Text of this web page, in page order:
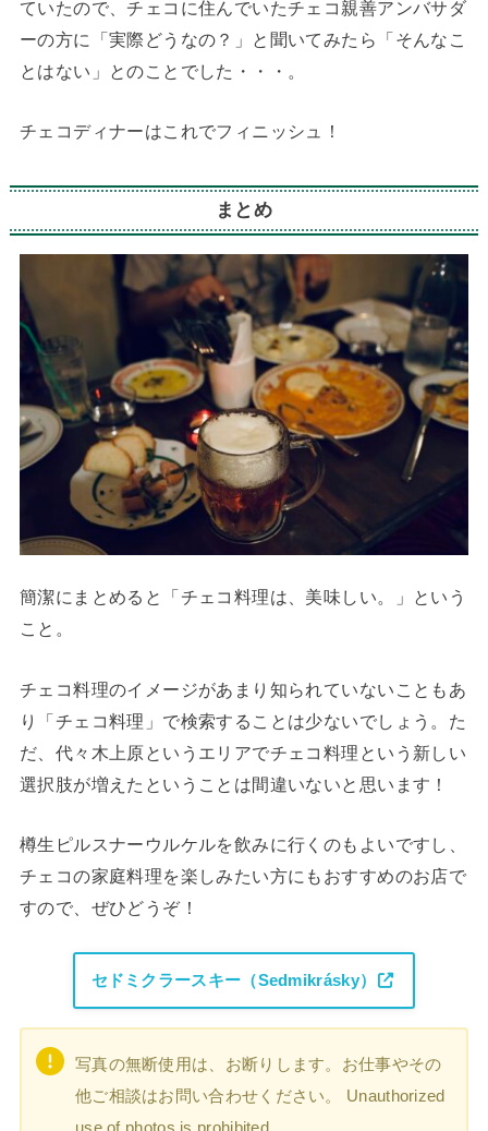
ていたので、チェコに住んでいたチェコ親善アンバサダ
ーの方に「実際どうなの？」と聞いてみたら「そんなこ
とはない」とのことでした・・・。
チェコディナーはこれでフィニッシュ！
まとめ
簡潔にまとめると「チェコ料理は、美味しい。」という
こと。
チェコ料理のイメージがあまり知られていないこともあ
り「チェコ料理」で検索することは少ないでしょう。た
だ、代々木上原というエリアでチェコ料理という新しい
選択肢が増えたということは間違いないと思います！
樽生ピルスナーウルケルを飲みに行くのもよいですし、
チェコの家庭料理を楽しみたい方にもおすすめのお店で
すので、ぜひどうぞ！
セドミクラースキー（Sedmikrásky）
写真の無断使用は、お断りします。お仕事やその
他ご相談はお問い合わせください。 Unauthorized
use of photos is prohibited.